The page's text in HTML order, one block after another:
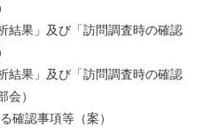
果」及び「訪問調査時の確認
果」及び「訪問調査時の確認
会）
認事項等（案）